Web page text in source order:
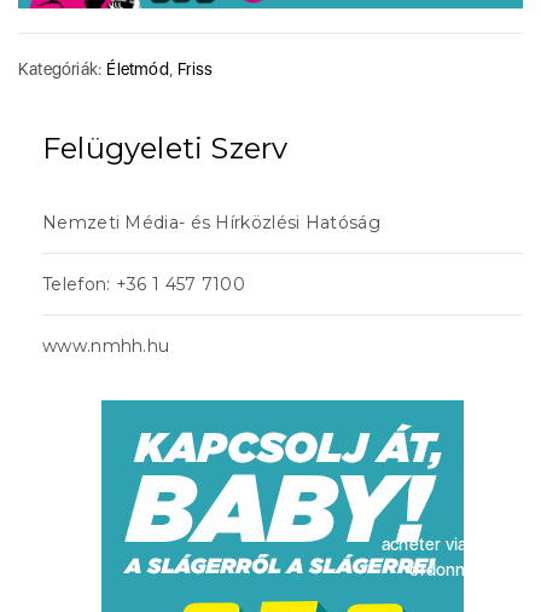
Kategóriák: Életmód Friss
Felügyeleti Szerv
Nemzeti Média- és Hírközlési Hatóság
Telefon: +36 1 457 7100
www.nmhh.hu
acheter viagra sans
ordonnance